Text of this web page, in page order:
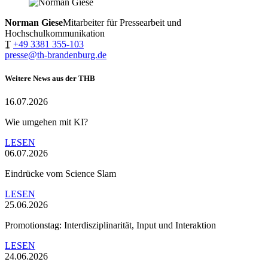
Norman GieseMitarbeiter für Pressearbeit und
Hochschulkommunikation
T +49 3381 355-103
presse@th-brandenburg.de
Weitere News aus der THB
16.07.2026
Wie umgehen mit KI?
LESEN
06.07.2026
Eindrücke vom Science Slam
LESEN
25.06.2026
Promotionstag: Interdisziplinarität, Input und Interaktion
LESEN
24.06.2026